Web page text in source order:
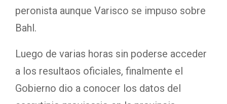
peronista aunque Varisco se impuso sobre
Bahl.
Luego de varias horas sin poderse acceder
a los resultaos oficiales, finalmente el
Gobierno dio a conocer los datos del